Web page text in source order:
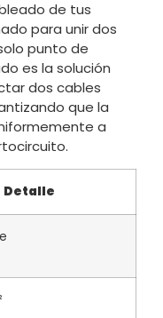
de tus
para unir dos
punto de
es la solución
dos cables
que la
a
Detalle